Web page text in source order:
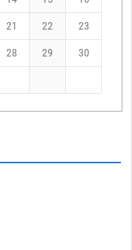
21 22 23
28 29 30